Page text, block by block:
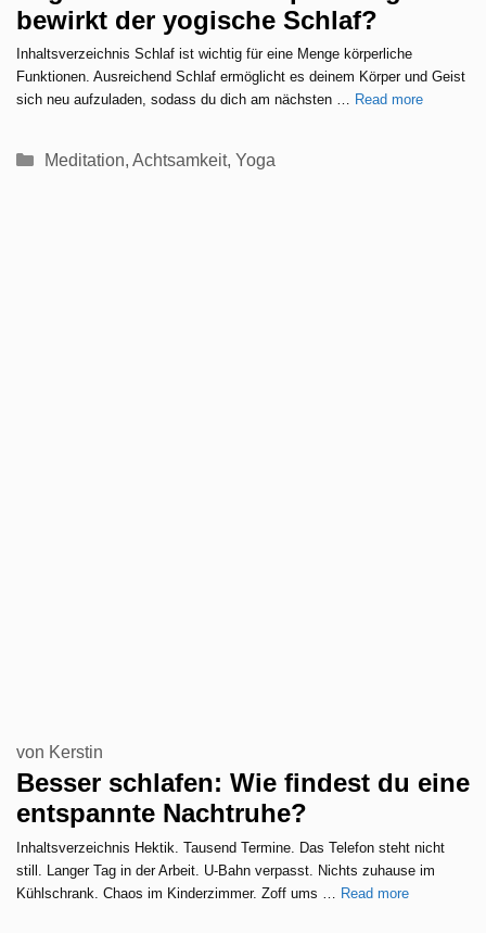
bewirkt der yogische Schlaf?
Inhaltsverzeichnis Schlaf ist wichtig für eine Menge körperliche
Funktionen. Ausreichend Schlaf ermöglicht es deinem Körper und Geist
sich neu aufzuladen, sodass du dich am nächsten … Read more
Kategorien
Meditation, Achtsamkeit, Yoga
Besser schlafen: Wie findest du eine
entspannte Nachtruhe?
von Kerstin
Inhaltsverzeichnis Hektik. Tausend Termine. Das Telefon steht nicht
still. Langer Tag in der Arbeit. U-Bahn verpasst. Nichts zuhause im
Kühlschrank. Chaos im Kinderzimmer. Zoff ums … Read more